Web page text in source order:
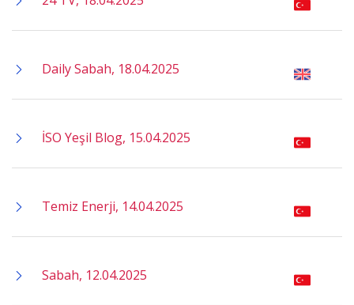
Daily Sabah, 18.04.2025
İSO Yeşil Blog, 15.04.2025
Temiz Enerji, 14.04.2025
Sabah, 12.04.2025